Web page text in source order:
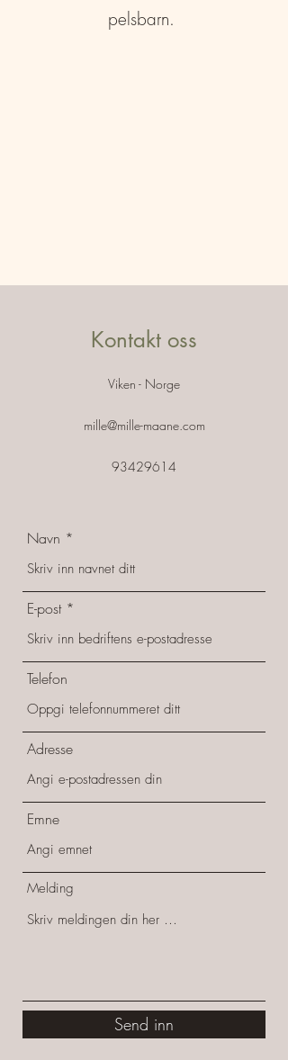
pelsbarn.
Kontakt oss
Viken - Norge
mille@mille-maane.com
93429614
Navn
E-post
Telefon
Adresse
Emne
Melding
Send inn